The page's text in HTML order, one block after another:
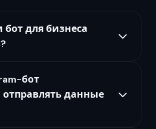
бот для бизнеса
бот
данные